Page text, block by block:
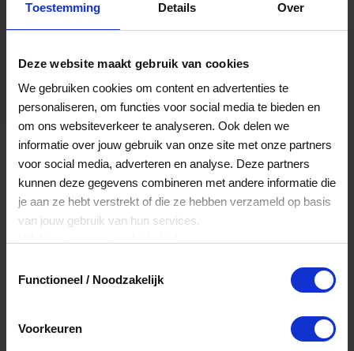
Toestemming Details Over
Deze website maakt gebruik van cookies
We gebruiken cookies om content en advertenties te
personaliseren, om functies voor social media te bieden en
om ons websiteverkeer te analyseren. Ook delen we
informatie over jouw gebruik van onze site met onze partners
voor social media, adverteren en analyse. Deze partners
kunnen deze gegevens combineren met andere informatie die
je aan ze hebt verstrekt of die ze hebben verzameld op basis
van jouw gebruik van hun services.
Functioneel / Noodzakelijk
Voorkeuren
Een bestelling volgen
Nog veel meer...
Maak account aan